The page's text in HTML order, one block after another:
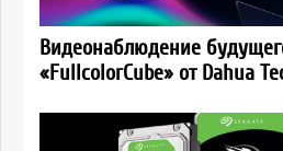
Видеонаблюдение
«FullcolorCube» от Dahua